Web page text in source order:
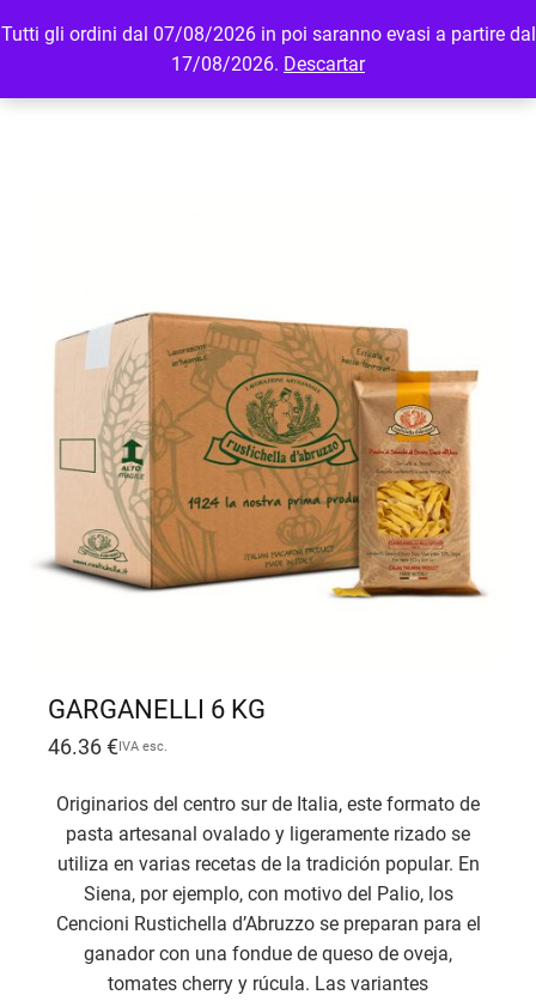
Tutti gli ordini dal 07/08/2026 in poi saranno evasi a partire dal
17/08/2026. Descartar
MENU LOGIN
GARGANELLI 6 KG
46.36€IVA esc.
Originarios del centro sur de Italia, este formato de
pasta artesanal ovalado y ligeramente rizado se
utiliza en varias recetas de la tradición popular. En
Siena, por ejemplo, con motivo del Palio, los
Cencioni Rustichella d’Abruzzo se preparan para el
ganador con una fondue de queso de oveja,
tomates cherry y rúcula. Las variantes